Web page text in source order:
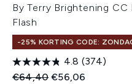
By Terry Brightening
Flash
-25% KORTING CODE:
4.8 (374)
Recommended Retail
€64,40Huidige prijs:
€56,06